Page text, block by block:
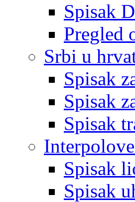
Spisak
Pregled
Srbi u
Spisak
Spisak
Spisak
Spisak
Spisak